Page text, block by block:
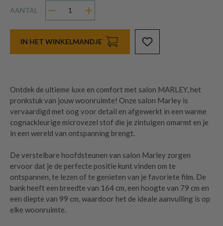
AANTAL
IN HET WINKELMANDJE
Ontdek de ultieme luxe en comfort met salon MARLEY, het
pronkstuk van jouw woonruimte! Onze salon Marley is
vervaardigd met oog voor detail en afgewerkt in een warme
cognackleurige microvezel stof die je zintuigen omarmt en je
in een wereld van ontspanning brengt.
De verstelbare hoofdsteunen van salon Marley zorgen
ervoor dat je de perfecte positie kunt vinden om te
ontspannen, te lezen of te genieten van je favoriete film. De
bank heeft een breedte van 164 cm, een hoogte van 79 cm en
een diepte van 99 cm, waardoor het de ideale aanvulling is op
elke woonruimte.